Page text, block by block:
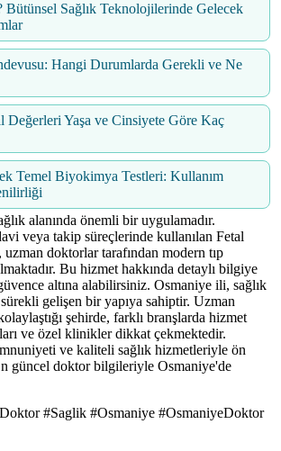
Bütünsel Sağlık Teknolojilerinde Gelecek
Hangi Durumlarda Gerekli ve Ne
Değerleri Yaşa ve Cinsiyete Göre Kaç
Temel Biyokimya Testleri: Kullanım
alanında önemli bir uygulamadır.
veya takip süreçlerinde kullanılan Fetal
doktorlar tarafından modern tıp
Bu hizmet hakkında detaylı bilgiye
güvence altına alabilirsiniz. Osmaniye ili, sağlık
sürekli gelişen bir yapıya sahiptir. Uzman
şehirde, farklı branşlarda hizmet
ve özel klinikler dikkat çekmektedir.
ve kaliteli sağlık hizmetleriyle ön
güncel doktor bilgileriyle Osmaniye'de
#Saglik #Osmaniye #OsmaniyeDoktor